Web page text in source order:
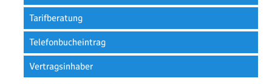
Tarifberatung
Telefonbucheintrag
Vertragsinhaber